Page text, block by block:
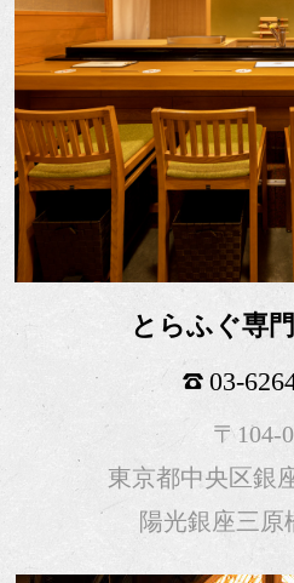
とらふぐ専
03-
〒104-
東京都中央区銀
陽光銀座三原